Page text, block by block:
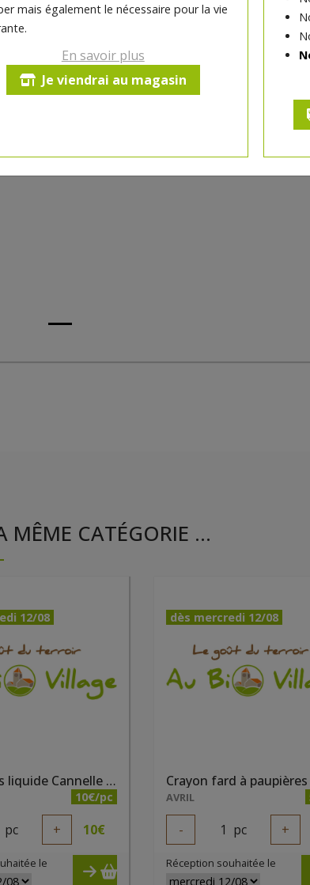
mais également le nécessaire pour la vie
En savoir plus
Je viendrai au magasin
Réception
MÊME CATÉGORIE ...
12/08
Anti cernes liquide Cannelle bio
10€/pc
pc + 10€
le
dès mercredi 12/08
AVRIL
- 1 pc +
Réception souhaitée le